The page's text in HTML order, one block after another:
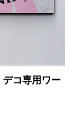
コ専用ワー